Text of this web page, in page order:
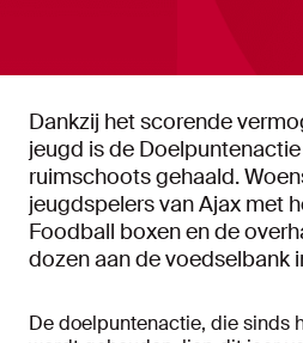
Dankzij het scorende
jeugd is de
ruimschoots gehaald.
jeugdspelers van Ajax met
Foodball boxen en de
dozen aan de voedselbank
De doelpuntenactie, die sinds